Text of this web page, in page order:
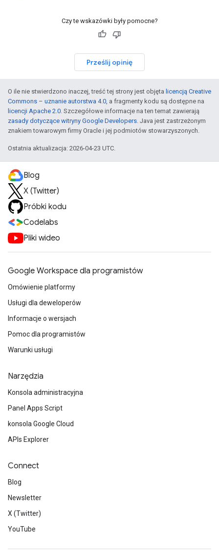
Czy te wskazówki były pomocne?
Prześlij opinię
O ile nie stwierdzono inaczej, treść tej strony jest objęta licencją Creative
Commons – uznanie autorstwa 4.0, a fragmenty kodu są dostępne na
licencji Apache 2.0. Szczegółowe informacje na ten temat zawierają
zasady dotyczące witryny Google Developers. Java jest zastrzeżonym
znakiem towarowym firmy Oracle i jej podmiotów stowarzyszonych.
Ostatnia aktualizacja: 2026-04-23 UTC.
Blog
X (Twitter)
Próbki kodu
Codelabs
Pliki wideo
Google Workspace dla programistów
Omówienie platformy
Usługi dla deweloperów
Informacje o wersjach
Pomoc dla programistów
Warunki usługi
Narzędzia
Konsola administracyjna
Panel Apps Script
konsola Google Cloud
APIs Explorer
Connect
Blog
Newsletter
X (Twitter)
YouTube